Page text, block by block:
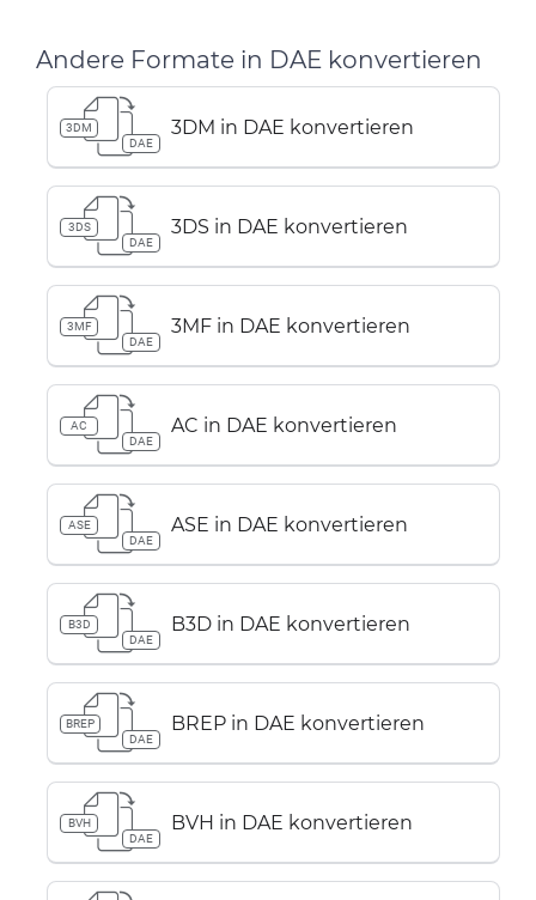
Andere Formate in DAE konvertieren
3DM
DAE
3DM in DAE konvertieren
3DS
DAE
3DS in DAE konvertieren
3MF
DAE
3MF in DAE konvertieren
AC
DAE
AC in DAE konvertieren
ASE
DAE
ASE in DAE konvertieren
B3D
DAE
B3D in DAE konvertieren
BREP
DAE
BREP in DAE konvertieren
BVH
DAE
BVH in DAE konvertieren